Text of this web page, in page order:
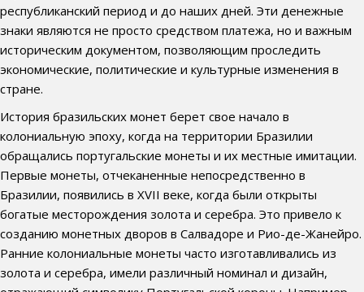
республиканский период и до наших дней. Эти денежные
знаки являются не просто средством платежа, но и важным
историческим документом, позволяющим проследить
экономические, политические и культурные изменения в
стране.
История бразильских монет берет свое начало в
колониальную эпоху, когда на территории Бразилии
обращались португальские монеты и их местные имитации.
Первые монеты, отчеканенные непосредственно в
Бразилии, появились в XVII веке, когда были открыты
богатые месторождения золота и серебра. Это привело к
созданию монетных дворов в Салвадоре и Рио-де-Жанейро.
Ранние колониальные монеты часто изготавливались из
золота и серебра, имели различный номинал и дизайн,